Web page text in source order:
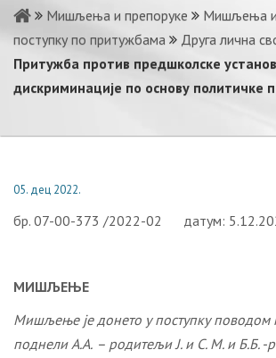
Мишљења и препоруке
Мишљења и
поступку по притужбама
Друга лична
Притужба против предшколске
дискриминације по основу политичке
05. дец 2022.
бр. 07-00-373 /2022-02 датум:
МИШЉЕЊЕ
Мишљење је донето у поступку поводом
поднели А.А. – родитељи Ј. и С. М. и Б.Б.